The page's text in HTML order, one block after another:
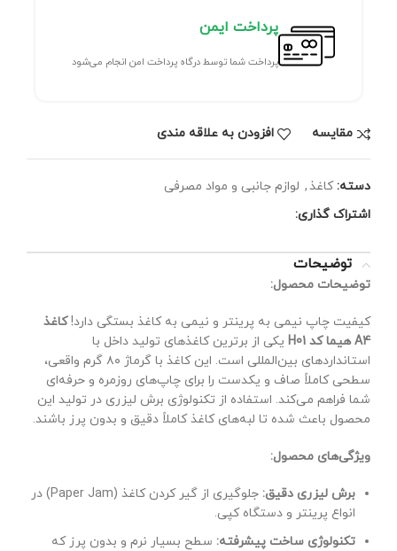
پرداخت ایمن
پرداخت شما توسط درگاه پرداخت امن انجام می‌شود
مقايسه افزودن به علاقه مندی
دسته: کاغذ, لوازم جانبی و مواد مصرفی
اشتراک گذاری:
توضیحات
توضیحات محصول:
کیفیت چاپ نیمی به پرینتر و نیمی به کاغذ بستگی دارد!کاغذ
A4 هیما کد H01
یکی از برترین کاغذهای تولید داخل با
استانداردهای بین‌المللی است. این کاغذ با گرماژ ۸۰ گرم واقعی،
سطحی کاملاً صاف و یکدست را برای چاپ‌های روزمره و حرفه‌ای
شما فراهم می‌کند. استفاده از تکنولوژی برش لیزری در تولید این
محصول باعث شده تا لبه‌های کاغذ کاملاً دقیق و بدون پرز باشند.
ویژگی‌های محصول:
برش لیزری دقیق:
جلوگیری از گیر کردن کاغذ (Paper Jam) در
انواع پرینتر و دستگاه کپی.
تکنولوژی ساخت پیشرفته: سطح بسیار نرم و بدون پرز که